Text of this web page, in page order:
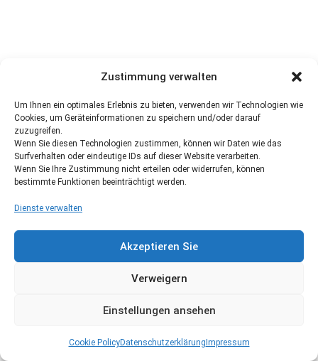
Zustimmung verwalten
Um Ihnen ein optimales Erlebnis zu bieten, verwenden wir Technologien wie
Cookies, um Geräteinformationen zu speichern und/oder darauf
zuzugreifen.
Wenn Sie diesen Technologien zustimmen, können wir Daten wie das
Surfverhalten oder eindeutige IDs auf dieser Website verarbeiten.
Wenn Sie Ihre Zustimmung nicht erteilen oder widerrufen, können
bestimmte Funktionen beeinträchtigt werden.
Dienste verwalten
Akzeptieren Sie
Verweigern
Einstellungen ansehen
Cookie PolicyDatenschutzerklärung Impressum